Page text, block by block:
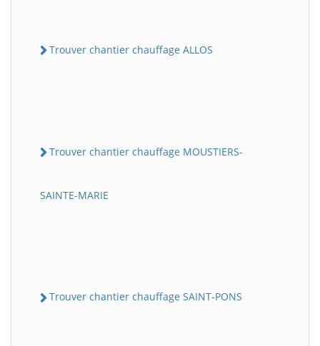
Trouver chantier chauffage ALLOS
Trouver chantier chauffage MOUSTIERS-
SAINTE-MARIE
Trouver chantier chauffage SAINT-PONS